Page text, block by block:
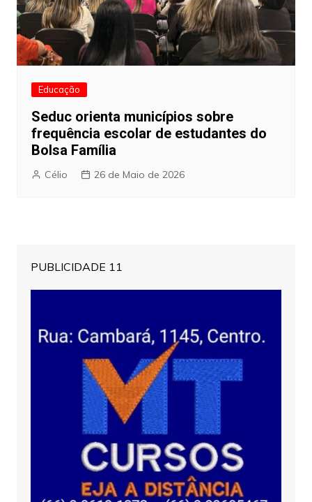
Educação
Seduc orienta municípios sobre
frequência escolar de estudantes do
Bolsa Família
Célio 26 de Maio de 2026
PUBLICIDADE 11